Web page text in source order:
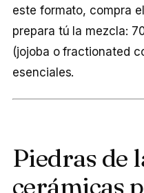
este formato, compra
prepara tú la mezcla:
(jojoba o fractionated
esenciales.
Piedras de
cerámicas